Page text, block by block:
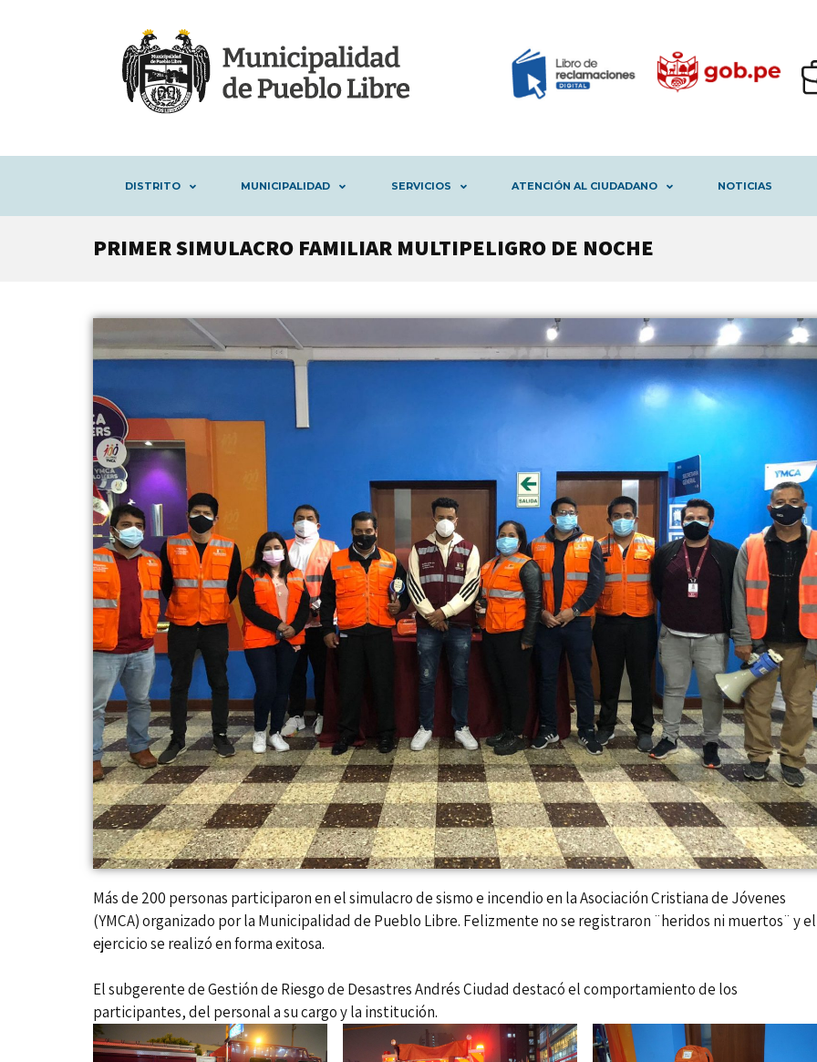
DISTRITO MUNICIPALIDAD SERVICIOS ATENCIÓN AL CIUDADANO NOTICIAS
PRIMER SIMULACRO FAMILIAR MULTIPELIGRO DE NOCHE
Más de 200 personas participaron en el simulacro de sismo e incendio en la Asociación Cristiana de Jóvenes
(YMCA) organizado por la Municipalidad de Pueblo Libre. Felizmente no se registraron ¨heridos ni muertos¨ y el
ejercicio se realizó en forma exitosa.
El subgerente de Gestión de Riesgo de Desastres Andrés Ciudad destacó el comportamiento de los
participantes, del personal a su cargo y la institución.